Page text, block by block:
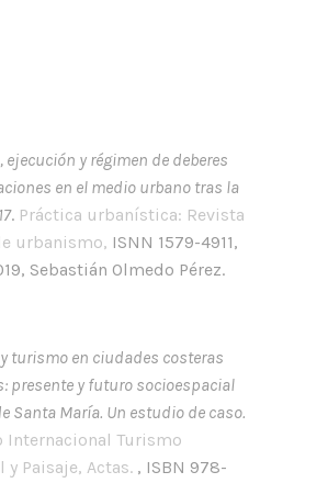
ejecución y régimen de deberes
en el medio urbano tras la
. Práctica urbanística: Revista
urbanismo, ISNN 1579-4911,
Sebastián Olmedo Pérez.
turismo en ciudades costeras
presente y futuro socioespacial
Santa María. Un estudio de caso.
Internacional Turismo
y Paisaje, Actas. , ISBN 978-